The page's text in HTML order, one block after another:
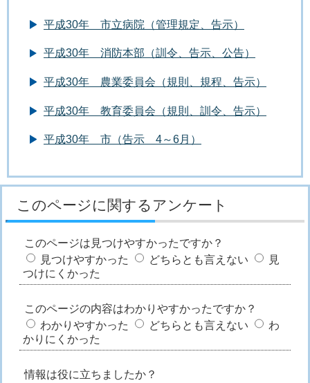
平成30年 市立病院（管理規定、告示）
平成30年 消防本部（訓令、告示、公告）
平成30年 農業委員会（規則、規程、告示）
平成30年 教育委員会（規則、訓令、告示）
平成30年 市（告示 4～6月）
このページに関するアンケート
このページは見つけやすかったですか？
見つけやすかった
どちらとも言えない
見
つけにくかった
このページの内容はわかりやすかったですか？
わかりやすかった
どちらとも言えない
わ
かりにくかった
情報は役に立ちましたか？